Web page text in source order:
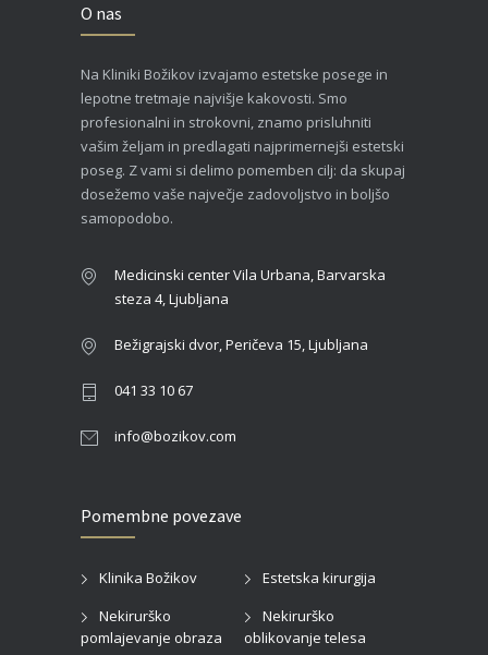
O nas
Na Kliniki Božikov izvajamo estetske posege in
lepotne tretmaje najvišje kakovosti. Smo
profesionalni in strokovni, znamo prisluhniti
vašim željam in predlagati najprimernejši estetski
poseg. Z vami si delimo pomemben cilj: da skupaj
dosežemo vaše največje zadovoljstvo in boljšo
samopodobo.
Medicinski center Vila Urbana, Barvarska
steza 4, Ljubljana
Bežigrajski dvor, Peričeva 15, Ljubljana
041 33 10 67
info@bozikov.com
Pomembne povezave
Klinika Božikov
Estetska kirurgija
Nekirurško
pomlajevanje obraza
Nekirurško
oblikovanje telesa